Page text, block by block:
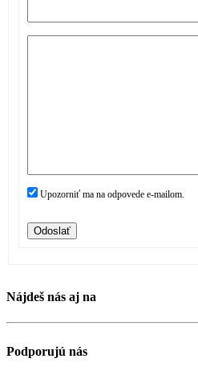
Upozorniť ma na odpovede e-mailom.
Odoslať
Nájdeš nás aj na
Podporujú nás